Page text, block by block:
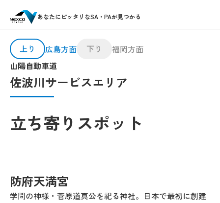
あなたにピッタリなSA・PAが見つかる
山陽自動車道
佐波川サービスエリア
上り 広島方面 下り 福岡方面
立ち寄りスポット
防府天満宮
学問の神様・菅原道真公を祀る神社。日本で最初に創建